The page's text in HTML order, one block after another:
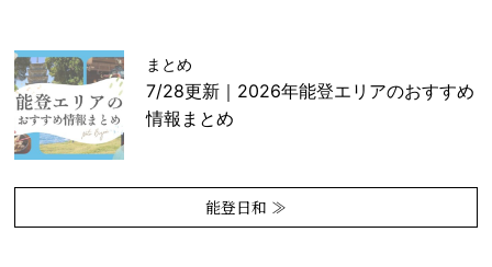
まとめ
7/28更新｜2026年能登エリアのおすすめ
情報まとめ
能登日和 ≫